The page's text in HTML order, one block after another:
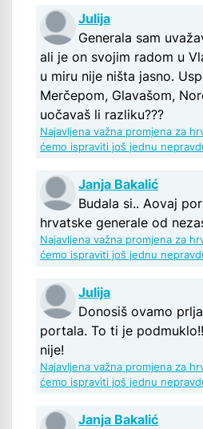
Julija
Generala sam
ali je on svojim radom u
u miru nije ništa jasno.
Merčepom, Glavašom,
uočavaš li razliku???
Najavljena važna promjena za
ćemo ispraviti još jednu
Janja Bakalić
Budala si.. Aovaj
hrvatske generale od
Najavljena važna promjena za
ćemo ispraviti još jednu
Julija
Donosiš ovamo
portala. To ti je
nije!
Najavljena važna promjena za
ćemo ispraviti još jednu
Janja Bakalić